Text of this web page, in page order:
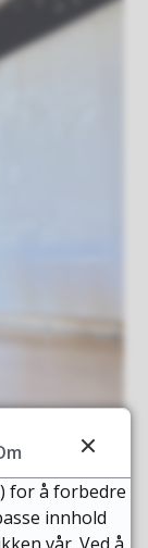
for å forbedre
innhold